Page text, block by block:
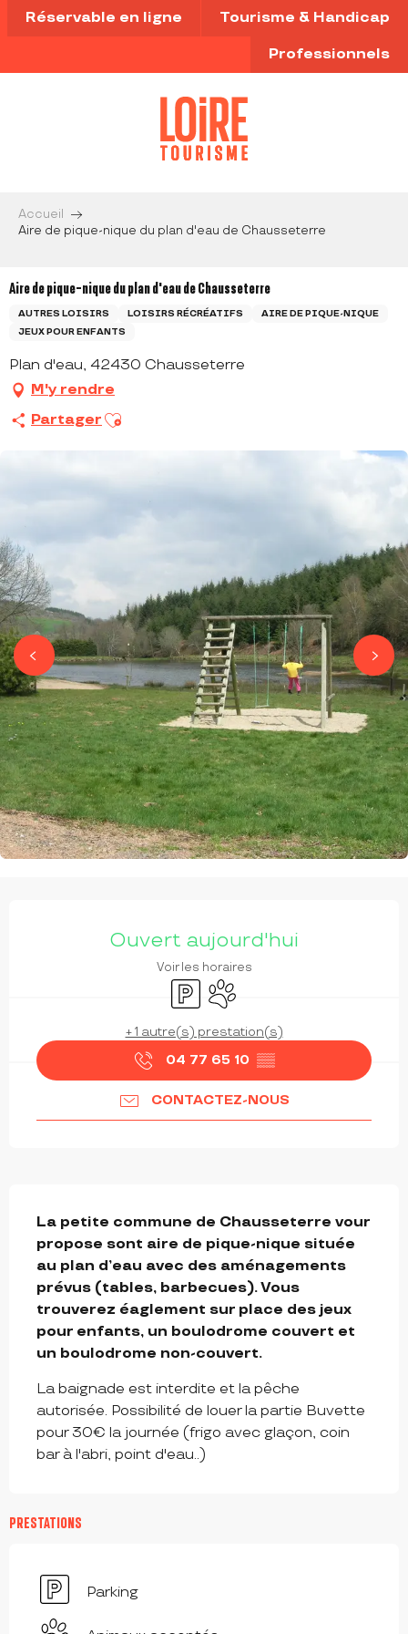
Aller
au
principal
Réservable en ligne Tourisme & Handicap
Professionnels
Accueil
Aire de pique-nique du plan d'eau de Chausseterre
Aire de pique-nique du plan d'eau de Chausseterre
AUTRES LOISIRS LOISIRS RÉCRÉATIFS
AIRE DE PIQUE-NIQUE
JEUX POUR ENFANTS
Plan d'eau, 42430 Chausseterre
M'y rendre
Partager Ajouter aux favoris
Ouvert aujourd'hui
Voir les horaires
ParkingAnimaux acceptés
+ 1 autre(s) prestation(s)
04 77 65 10 ▒▒
CONTACTEZ-NOUS
La petite commune de Chausseterre vour
propose sont aire de pique-nique située
au plan d’eau avec des aménagements
prévus (tables, barbecues). Vous
trouverez éaglement sur place des jeux
pour enfants, un boulodrome couvert et
un boulodrome non-couvert.
La baignade est interdite et la pêche
autorisée. Possibilité de louer la partie Buvette
pour 30€ la journée (frigo avec glaçon, coin
bar à l'abri, point d'eau..)
PRESTATIONS
Parking